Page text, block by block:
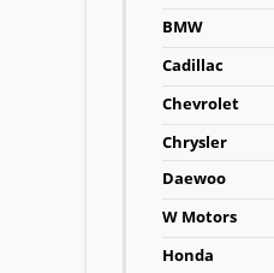
BMW
Cadillac
Chevrolet
Chrysler
Daewoo
W Motors
Honda